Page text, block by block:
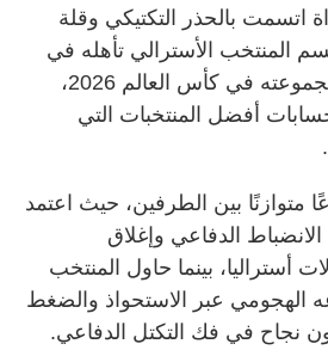
اتسمت بالحذر التكتيكي وقلة
المنتخب الأسترالي تأهله في
المركز الثاني ضمن مجموعته في كأس العالم 2026،
حسابات أفضل المنتخبات التي
متوازنًا بين الطرفين، حيث اعتمد
الدفاعي وإغلاق
أستراليا، بينما حاول المنتخب
الهجومي عبر الاستحواذ والضغط
نجاح في فك التكتل الدفاعي.